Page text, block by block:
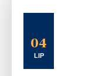
04
LIP